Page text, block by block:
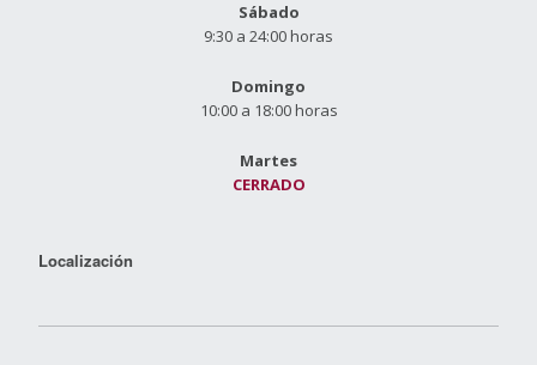
Sábado
9:30 a 24:00 horas
Domingo
10:00 a 18:00 horas
Martes
CERRADO
Localización